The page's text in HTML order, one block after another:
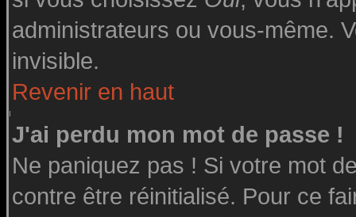
administrateurs ou vous-même.
invisible.
Revenir en haut
J'ai perdu mon mot de passe !
Ne paniquez pas ! Si votre mot
contre être réinitialisé. Pour ce